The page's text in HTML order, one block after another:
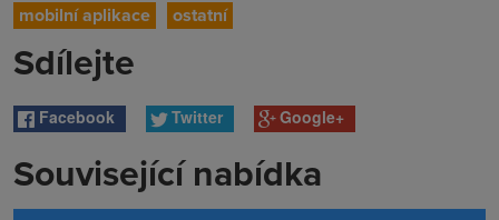
mobilní aplikace ostatní
Sdílejte
Facebook Twitter Google+
Související nabídka